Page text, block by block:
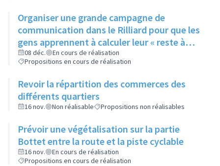
Organiser une grande campagne de
communication dans le Rilliard pour que les
gens apprennent à calculer leur « reste à
vivre »
08 déc.
En cours de réalisation
Propositions en cours de réalisation
Revoir la répartition des commerces des
différents quartiers
16 nov. Non réalisable Propositions non réalisables
Prévoir une végétalisation sur la partie
Bottet entre la route et la piste cyclable
16 nov.
En cours de réalisation
Propositions en cours de réalisation